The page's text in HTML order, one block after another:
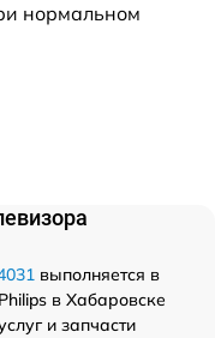
нормальном
выполняется в
в Хабаровске
и запчасти